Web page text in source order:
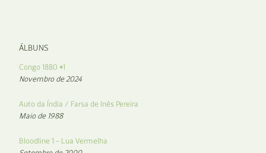
ÁLBUNS
Congo 1880 #1
Novembro de 2024
Auto da Índia / Farsa de Inês Pereira
Maio de 1988
Bloodline 1 – Lua Vermelha